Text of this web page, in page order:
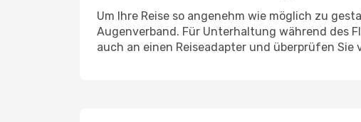
Um Ihre Reise so angenehm wie möglich zu
Augenverband. Für Unterhaltung während des
auch an einen Reiseadapter und überprüfen